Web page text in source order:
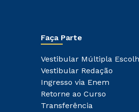
Faça Parte
Vestibular Múltipla
Vestibular Redação
Ingresso via Enem
Retorne ao Curso
Transferência